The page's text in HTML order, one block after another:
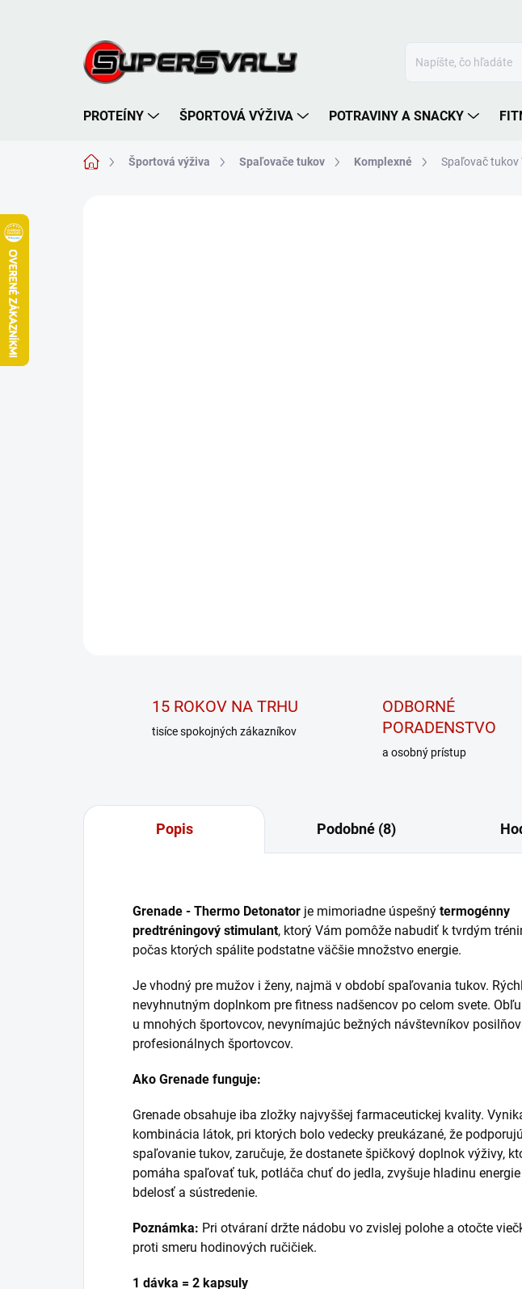
PROTEÍNY ŠPORTOVÁ VÝŽIVA POTRAVINY A SNACKY
DomovŠportová výživa Spaľovače tukov Komplexné Spaľovač tukov
15 ROKOV NA TRHU
tisíce spokojných zákazníkov
ODBORNÉ
PORADENSTVO
a osobný prístup
Popis Podobné (8)
Grenade - Thermo Detonator je mimoriadne úspešný termogénny
predtréningový stimulant, ktorý Vám pomôže nabudiť k tvrdým
počas ktorých spálite podstatne väčšie množstvo energie.
Je vhodný pre mužov i ženy, najmä v období spaľovania tukov.
nevyhnutným doplnkom pre fitness nadšencov po celom svete.
u mnohých športovcov, nevynímajúc bežných návštevníkov
profesionálnych športovcov.
Ako Grenade funguje:
Grenade obsahuje iba zložky najvyššej farmaceutickej kvality.
kombinácia látok, pri ktorých bolo vedecky preukázané, že podporujú
spaľovanie tukov, zaručuje, že dostanete špičkový doplnok výživy,
pomáha spaľovať tuk, potláča chuť do jedla, zvyšuje hladinu
bdelosť a sústredenie.
Poznámka: Pri otváraní držte nádobu vo zvislej polohe a otočte
proti smeru hodinových ručičiek.
1 dávka = 2 kapsuly